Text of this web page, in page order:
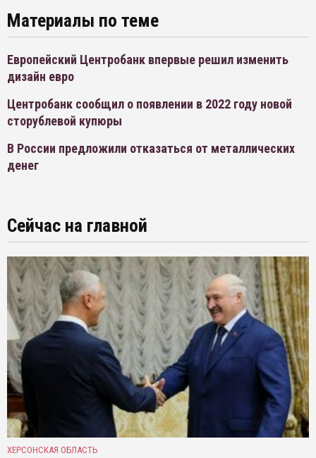
Материалы по теме
Европейский Центробанк впервые решил изменить
дизайн евро
Центробанк сообщил о появлении в 2022 году новой
сторублевой купюры
В России предложили отказаться от металлических
денег
Сейчас на главной
ХЕРСОНСКАЯ ОБЛАСТЬ